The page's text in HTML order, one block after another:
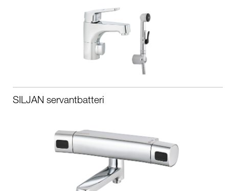
SILJAN servantbatteri